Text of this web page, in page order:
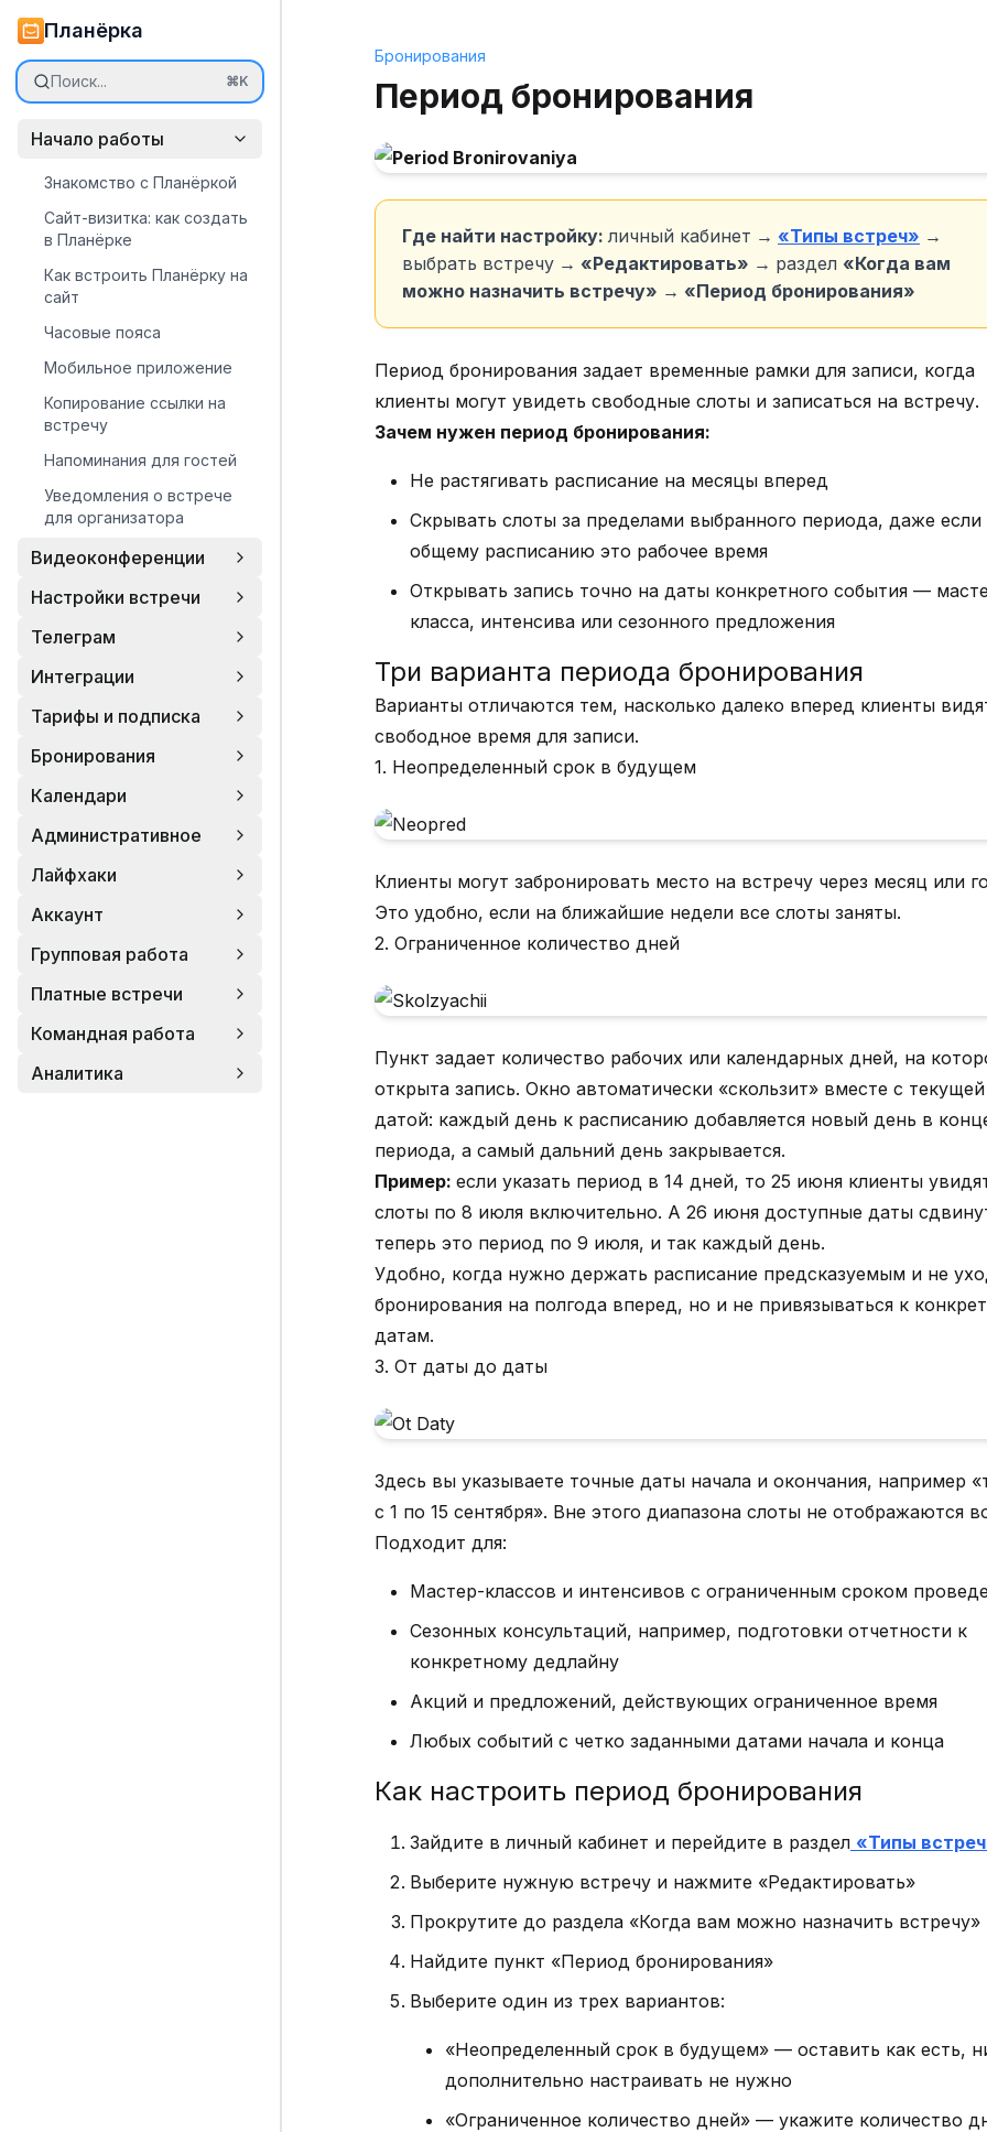
Планёрка
Поиск... ⌘K
Начало работы
Знакомство с Планёркой
Сайт-визитка: как создать
в Планёрке
Как встроить Планёрку на
сайт
Часовые пояса
Мобильное приложение
Копирование ссылки на
встречу
Напоминания для гостей
Уведомления о встрече
для организатора
Видеоконференции
Настройки встречи
Телеграм
Интеграции
Тарифы и подписка
Бронирования
Календари
Административное
Лайфхаки
Аккаунт
Групповая работа
Платные встречи
Командная работа
Аналитика
Бронирования
Период бронирования
Где найти настройку:личный кабинет → «Типы встреч» →
выбрать встречу → «Редактировать» → раздел «Когда вам
можно назначить встречу» → «Период бронирования»
Период бронирования задает временные рамки для записи, когда
клиенты могут увидеть свободные слоты и записаться на встречу.
Зачем нужен период бронирования:
Не растягивать расписание на месяцы вперед
Скрывать слоты за пределами выбранного периода, даже если
общему расписанию это рабочее время
Открывать запись точно на даты конкретного события —
класса, интенсива или сезонного предложения
Три варианта периода бронирования
Варианты отличаются тем, насколько далеко вперед клиенты
свободное время для записи.
1. Неопределенный срок в будущем
Клиенты могут забронировать место на встречу через месяц или
Это удобно, если на ближайшие недели все слоты заняты.
2. Ограниченное количество дней
Пункт задает количество рабочих или календарных дней, на
открыта запись. Окно автоматически «скользит» вместе с текущей
датой: каждый день к расписанию добавляется новый день в
периода, а самый дальний день закрывается.
Пример: если указать период в 14 дней, то 25 июня клиенты
слоты по 8 июля включительно. А 26 июня доступные даты
теперь это период по 9 июля, и так каждый день.
Удобно, когда нужно держать расписание предсказуемым и не
бронирования на полгода вперед, но и не привязываться к
датам.
3. От даты до даты
Здесь вы указываете точные даты начала и окончания, например
с 1 по 15 сентября». Вне этого диапазона слоты не отображаются
Подходит для:
Мастер-классов и интенсивов с ограниченным сроком
Сезонных консультаций, например, подготовки отчетности к
конкретному дедлайну
Акций и предложений, действующих ограниченное время
Любых событий с четко заданными датами начала и конца
Как настроить период бронирования
Зайдите в личный кабинет и перейдите в раздел «Типы
Выберите нужную встречу и нажмите «Редактировать»
Прокрутите до раздела «Когда вам можно назначить встречу»
Найдите пункт «Период бронирования»
Выберите один из трех вариантов:
«Неопределенный срок в будущем» — оставить как есть,
дополнительно настраивать не нужно
«Ограниченное количество дней» — укажите количество